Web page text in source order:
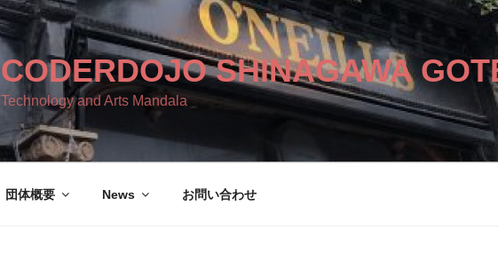
CODERDOJO SHINAGAWA
Technology and Arts Mandala
団体概要 News お問い合わせ